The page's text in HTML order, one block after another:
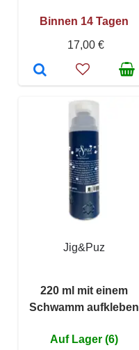
Binnen 14 Tagen
17,00 €
Jig&Puz
220 ml mit einem
Schwamm aufkleben
Auf Lager (6)